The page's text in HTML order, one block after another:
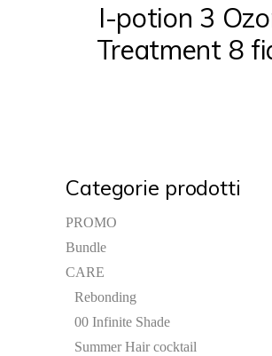
I-potion 3
Treatment 8
Categorie prodotti
PROMO
Bundle
CARE
Rebonding
00 Infinite Shade
Summer Hair cocktail